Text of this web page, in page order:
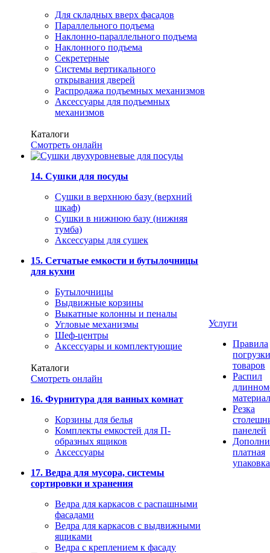
Для складных вверх фасадов
Параллельного подъема
Наклонно-параллельного подъема
Наклонного подъема
Секретерные
Системы вертикального
открывания дверей
Распродажа подъемных механизмов
Аксессуары для подъемных
механизмов
Каталоги
Смотреть онлайн
14. Сушки для посуды
Сушки в верхнюю базу (верхний
шкаф)
Сушки в нижнюю базу (нижняя
тумба)
Аксессуары для сушек
15. Сетчатые емкости и бутылочницы
для кухни
Бутылочницы
Выдвижные корзины
Выкатные колонны и пеналы
Угловые механизмы
Шеф-центры
Аксессуары и комплектующие
Каталоги
Смотреть онлайн
16. Фурнитура для ванных комнат
Корзины для белья
Комплекты емкостей для П-
образных ящиков
Аксессуары
17. Ведра для мусора, системы
сортировки и хранения
Ведра для каркасов с распашными
фасадами
Ведра для каркасов с выдвижными
ящиками
Ведра с креплением к фасаду
Услуги
Правила
погрузки
товаров
Распил
Резка
панелей
платная
упаковка